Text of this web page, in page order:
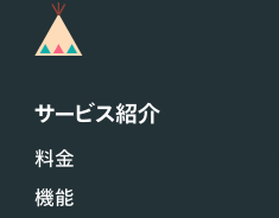
サービス紹介
料金
機能